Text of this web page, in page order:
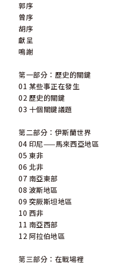
郭序
曾序
胡序
獻呈
鳴謝
第一部分：歷史的關鍵
01 某些事正在發生
02 歷史的關鍵
03 十個關鍵議題
第二部分：伊斯蘭世界
04 印尼——馬來西亞地區
05 東非
06 北非
07 南亞東部
08 波斯地區
09 突厥斯坦地區
10 西非
11 南亞西部
12 阿拉伯地區
第三部分：在戰場裡